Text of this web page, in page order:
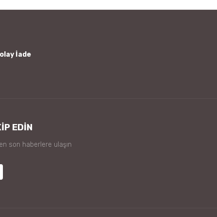
İade
EDİN
son haberlere ulaşın